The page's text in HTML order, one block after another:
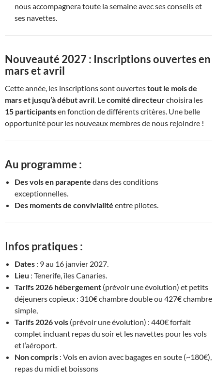
nous accompagnera toute la semaine avec ses conseils et
ses navettes.
Nouveauté 2027 : Inscriptions ouvertes en
mars et avril
Cette année, les inscriptions sont ouvertestout le mois de
mars et jusqu’à début avril. Lecomité directeurchoisira les
15 participantsen fonction de différents critères. Une belle
opportunité pour les nouveaux membres de nous rejoindre !
Au programme :
Des vols en parapente dans des conditions
exceptionnelles.
Des moments de convivialité entre pilotes.
Infos pratiques :
Dates : 9 au 16 janvier 2027.
Lieu : Tenerife, îles Canaries.
Tarifs 2026 hébergement (prévoir une évolution) et petits
déjeuners copieux : 310€ chambre double ou 427€ chambre
simple,
Tarifs 2026 vols (prévoir une évolution) : 440€ forfait
complet incluant repas du soir et les navettes pour les vols
et l’aéroport.
Non compris : Vols en avion avec bagages en soute (~180€),
repas du midi et boissons